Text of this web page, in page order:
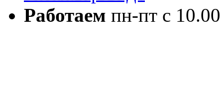
Работаем пн-пт с